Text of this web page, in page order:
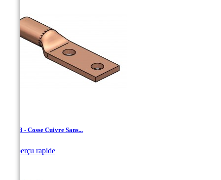
LCN-3 - Cosse Cuivre Sans...
Aperçu rapide